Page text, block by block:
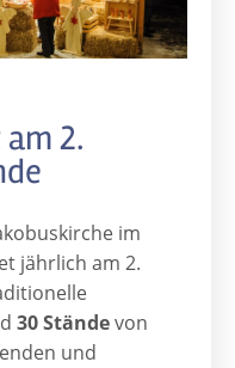
2.
im
jährlich am 2.
30 Ständevon
und